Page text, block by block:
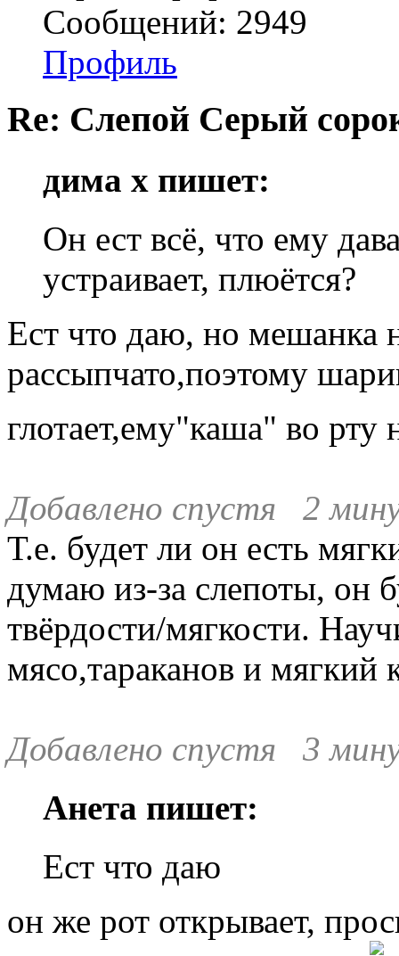
Сообщений: 2949
Профиль
Re: Слепой Серый
дима х пишет:
Он ест всё, что ему
устраивает, плюётся?
Ест что даю, но мешанка
рассыпчато,поэтому
глотает,ему"каша" во рту
Добавлено спустя 2
Т.е. будет ли он есть
думаю из-за слепоты, он
твёрдости/мягкости.
мясо,тараканов и мягкий
Добавлено спустя 3
Анета пишет:
Ест что даю
он же рот открывает,